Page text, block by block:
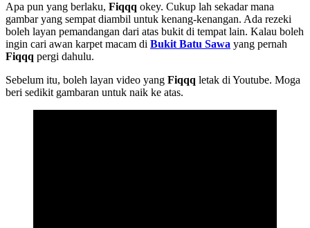
Apa pun yang berlaku, Fiqqq okey. Cukup lah sekadar mana
gambar yang sempat diambil untuk kenang-kenangan. Ada rezeki
boleh layan pemandangan dari atas bukit di tempat lain. Kalau boleh
ingin cari awan karpet macam di Bukit Batu Sawa yang pernah
Fiqqq pergi dahulu.
Sebelum itu, boleh layan video yang Fiqqq letak di Youtube. Moga
beri sedikit gambaran untuk naik ke atas.